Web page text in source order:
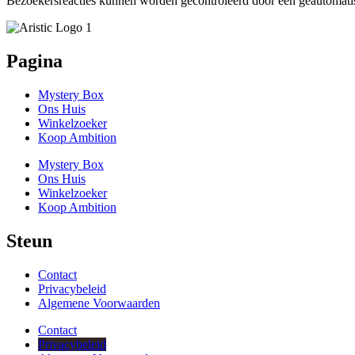
Pagina
Mystery Box
Ons Huis
Winkelzoeker
Koop Ambition
Mystery Box
Ons Huis
Winkelzoeker
Koop Ambition
Steun
Contact
Privacybeleid
Algemene Voorwaarden
Contact
Privacybeleid